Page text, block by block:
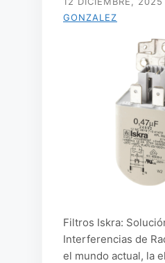
GONZALEZ
Filtros Iskra:
Interferencias de
el mundo actual, la